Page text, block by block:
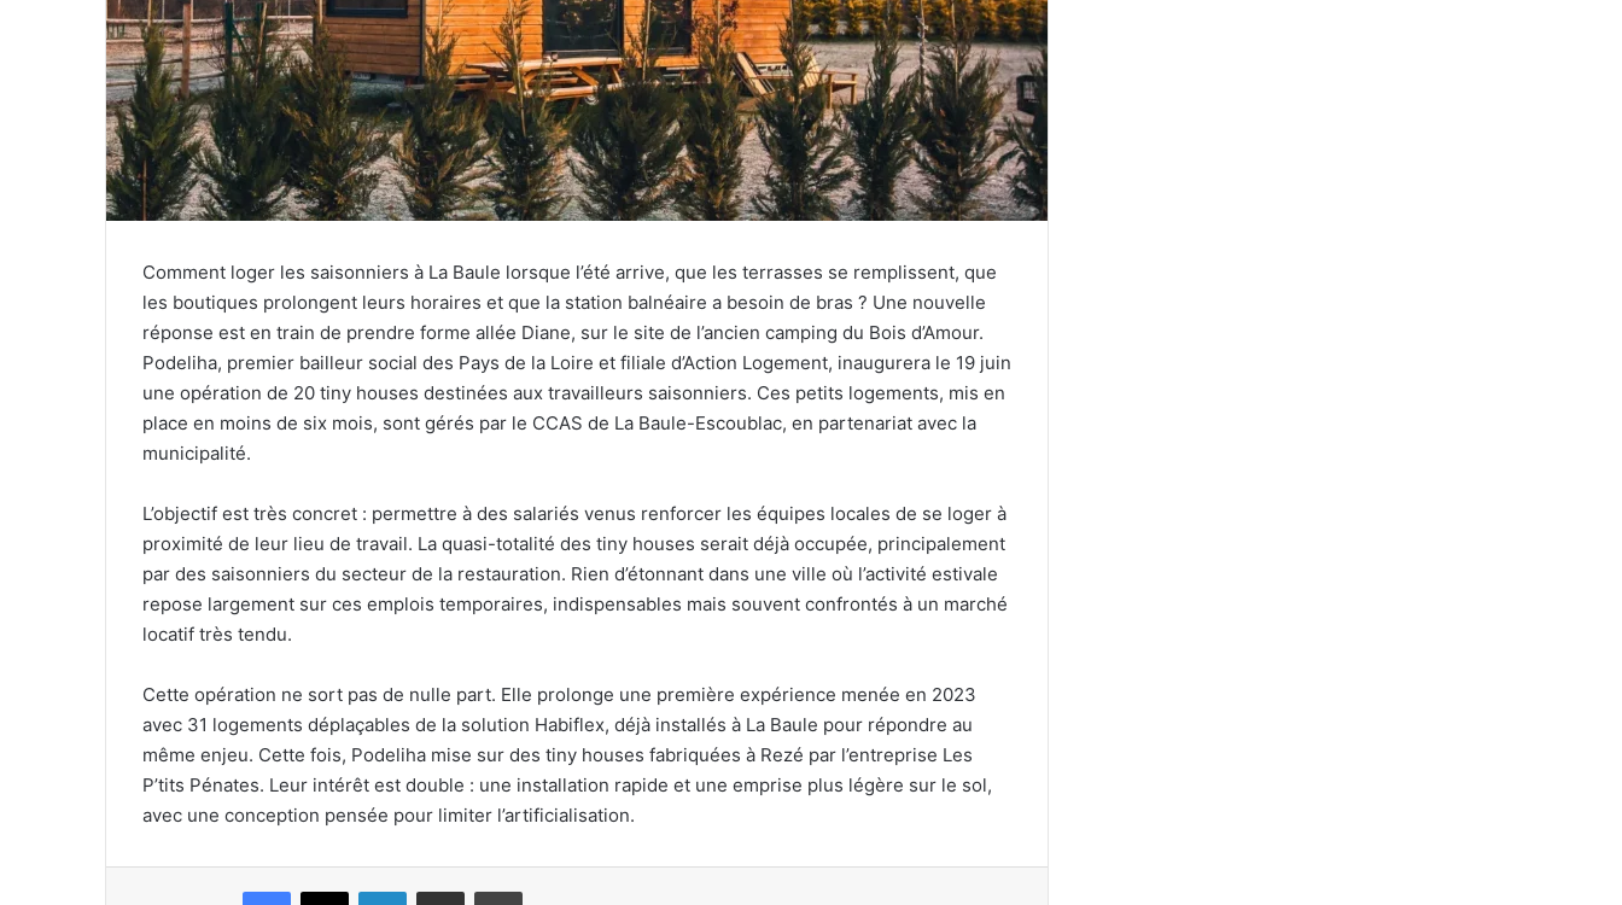
Comment loger les saisonniers à La Baule lorsque l’été arrive, que les terrasses se remplissent, que
les boutiques prolongent leurs horaires et que la station balnéaire a besoin de bras ? Une nouvelle
réponse est en train de prendre forme allée Diane, sur le site de l’ancien camping du Bois d’Amour.
Podeliha, premier bailleur social des Pays de la Loire et filiale d’Action Logement, inaugurera le 19 juin
une opération de 20 tiny houses destinées aux travailleurs saisonniers. Ces petits logements, mis en
place en moins de six mois, sont gérés par le CCAS de La Baule-Escoublac, en partenariat avec la
municipalité.
L’objectif est très concret : permettre à des salariés venus renforcer les équipes locales de se loger à
proximité de leur lieu de travail. La quasi-totalité des tiny houses serait déjà occupée, principalement
par des saisonniers du secteur de la restauration. Rien d’étonnant dans une ville où l’activité estivale
repose largement sur ces emplois temporaires, indispensables mais souvent confrontés à un marché
locatif très tendu.
Cette opération ne sort pas de nulle part. Elle prolonge une première expérience menée en 2023
avec 31 logements déplaçables de la solution Habiflex, déjà installés à La Baule pour répondre au
même enjeu. Cette fois, Podeliha mise sur des tiny houses fabriquées à Rezé par l’entreprise Les
P’tits Pénates. Leur intérêt est double : une installation rapide et une emprise plus légère sur le sol,
avec une conception pensée pour limiter l’artificialisation.
Facebook
X LinkedinPartager par email Imprimer